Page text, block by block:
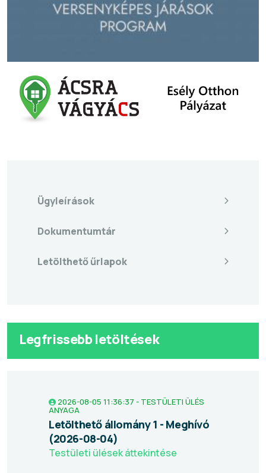
Ügyleírások
Dokumentumtár
Letölthető űrlapok
Legfrissebb letöltések
2026-08-05 11:36:37 - TESTÜLETI ÜLÉS
ANYAGA
Letölthető állomány 1 - Meghívó
(2026-08-04)
Testületi ülések áttekintése